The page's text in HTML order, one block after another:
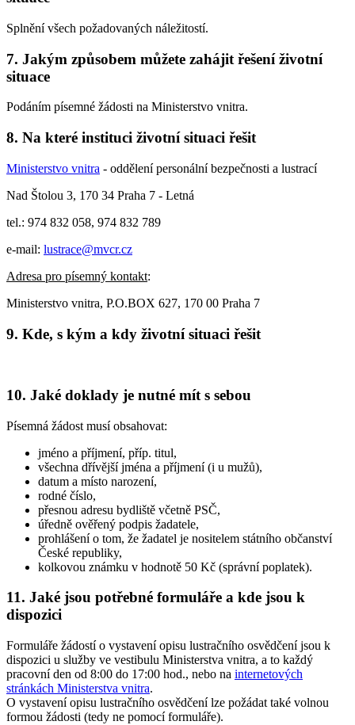
Splnění všech požadovaných náležitostí.
7. Jakým způsobem můžete zahájit řešení životní
situace
Podáním písemné žádosti na Ministerstvo vnitra.
8. Na které instituci životní situaci řešit
Ministerstvo vnitra - oddělení personální bezpečnosti a lustrací
Nad Štolou 3, 170 34 Praha 7 - Letná
tel.: 974 832 058, 974 832 789
e-mail: lustrace@mvcr.cz
Adresa pro písemný kontakt:
Ministerstvo vnitra, P.O.BOX 627, 170 00 Praha 7
9. Kde, s kým a kdy životní situaci řešit
10. Jaké doklady je nutné mít s sebou
Písemná žádost musí obsahovat:
jméno a příjmení, příp. titul,
všechna dřívější jména a příjmení (i u mužů),
datum a místo narození,
rodné číslo,
přesnou adresu bydliště včetně PSČ,
úředně ověřený podpis žadatele,
prohlášení o tom, že žadatel je nositelem státního občanství
České republiky,
kolkovou známku v hodnotě 50 Kč (správní poplatek).
11. Jaké jsou potřebné formuláře a kde jsou k
dispozici
Formuláře žádostí o vystavení opisu lustračního osvědčení jsou k
dispozici u služby ve vestibulu Ministerstva vnitra, a to každý
pracovní den od 8:00 do 17:00 hod., nebo na internetových
stránkách Ministerstva vnitra.
O vystavení opisu lustračního osvědčení lze požádat také volnou
formou žádosti (tedy ne pomocí formuláře).